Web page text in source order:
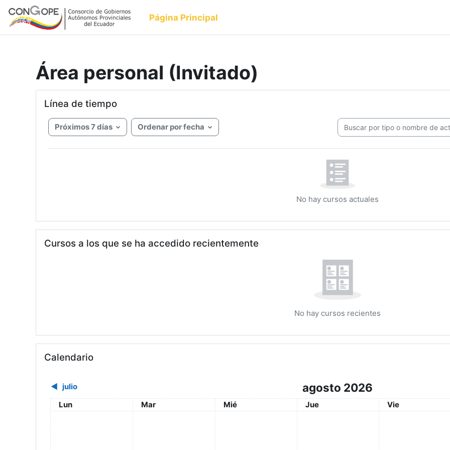
Salta al contenido principal
Página Principal
Área personal (Invitado)
Línea de tiempo
Próximos 7 días Ordenar por fecha
Buscar por tipo o nombre de
No hay cursos actuales
Cursos a los que se ha accedido recientemente
No hay cursos recientes
Calendario
◀︎ julio agosto 2026
Lunes
Lun Martes
Mar Miércoles
Mié Jueves
Jue Viernes
Vie